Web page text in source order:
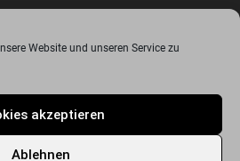
Website und unseren Service zu
akzeptieren
Ablehnen
the surface new media gmbh